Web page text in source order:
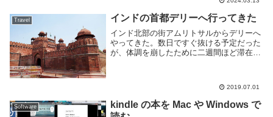
くない人はブロックしてしまえば個別のや
り取りなどができなくなる。このページで
はパラレルで...
Travel インドの首都デリーへ行ってきた
インド北部の街アムリトサルからデリーへ
やってきた。数日ですぐ抜ける予定だった
が、体調を崩したために二週間ほど滞在し
2019.07.01
Software
kindle の本を Mac や Windows で